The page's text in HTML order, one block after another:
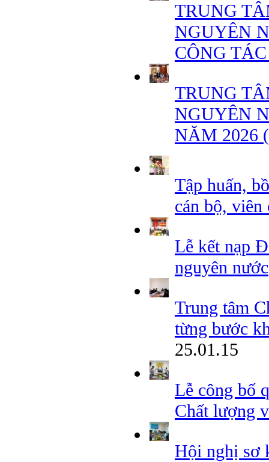
TRUNG
NGUYÊN
CÔNG
TRUNG
NGUYÊN
NĂM 2026
Tập huấn,
cán bộ,
Lễ kết nạp
nguyên nước
Trung tâm
từng bước
25.01.15
Lễ công bố
Chất lượng
Hội nghị sơ